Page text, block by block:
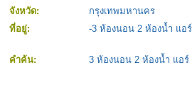
จังหวัด:
กรุงเทพมหานคร
ที่อยู่:
-3 ห้องนอน 2 ห้องน้ำ แอ
คำค้น: 3 ห้องนอน 2 ห้องน้ำ แอ